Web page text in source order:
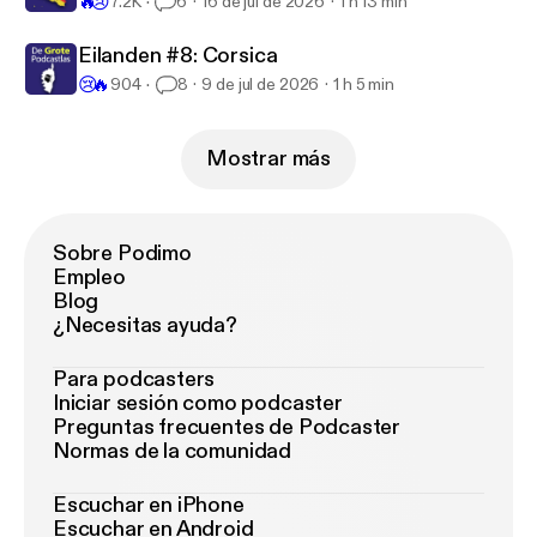
Eilanden #8: Corsica
😢🔥 904 8 9 de jul de 2026 1 h 5 min
Mostrar más
Sobre Podimo
Empleo
Blog
¿Necesitas ayuda?
Para podcasters
Iniciar sesión como podcaster
Preguntas frecuentes de Podcaster
Normas de la comunidad
Escuchar en iPhone
Escuchar en Android